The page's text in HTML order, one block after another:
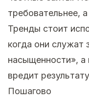
требовательнее,
Тренды стоит
когда они служат
насыщенности»,
вредит
Пошагово